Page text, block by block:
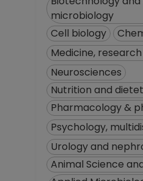
microbiology
Cell biology
Medicine,
Neurosciences
Nutrition and
Pharmacology &
Psychology,
Urology and
Animal Science